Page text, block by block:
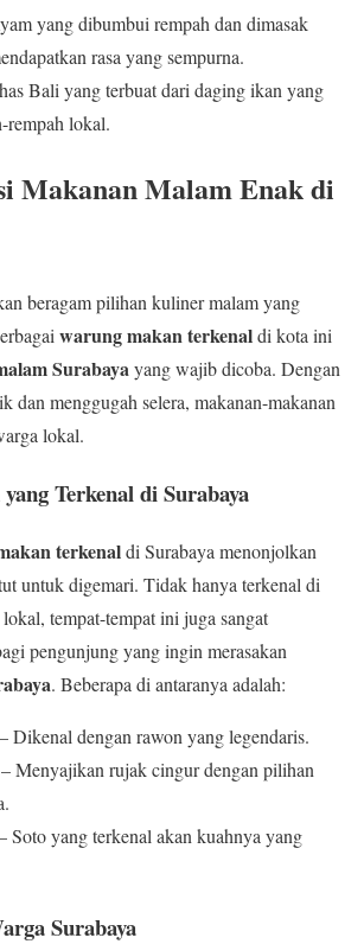
yang dibumbui rempah dan dimasak
rasa yang sempurna.
Bali yang terbuat dari daging ikan yang
rempah lokal.
Makanan Malam Enak di
beragam pilihan kuliner malam yang
warung makan terkenaldi kota ini
Surabayayang wajib dicoba. Dengan
dan menggugah selera, makanan-makanan
lokal.
Terkenal di Surabaya
terkenaldi Surabaya menonjolkan
untuk digemari. Tidak hanya terkenal di
tempat-tempat ini juga sangat
pengunjung yang ingin merasakan
. Beberapa di antaranya adalah:
Dikenal dengan rawon yang legendaris.
Menyajikan rujak cingur dengan pilihan
Soto yang terkenal akan kuahnya yang
Surabaya